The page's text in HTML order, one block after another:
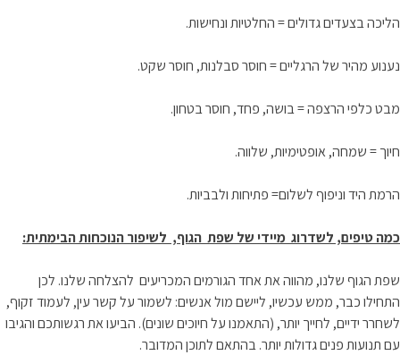
הליכה בצעדים גדולים = החלטיות ונחישות.
נענוע מהיר של הרגליים = חוסר סבלנות, חוסר שקט.
מבט כלפי הרצפה = בושה, פחד, חוסר בטחון.
חיוך = שמחה, אופטימיות, שלווה.
הרמת היד וניפוף לשלום= פתיחות ולבביות.
כמה טיפים, לשדרוג מיידי של שפת הגוף, לשיפור הנוכחות הבימתית:
שפת הגוף שלנו, מהווה את אחד הגורמים המכריעים להצלחה שלנו. לכן
התחילו כבר, ממש עכשיו, ליישם מול אנשים: לשמור על קשר עין, לעמוד זקוף,
לשחרר ידיים, לחייך יותר, (התאמנו על חיוכים שונים). הביעו את רגשותכם והגיבו
עם תנועות פנים גדולות יותר. בהתאם לתוכן המדובר.